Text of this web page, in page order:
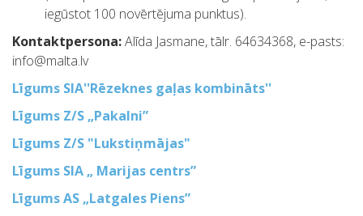
iegūstot 100 novērtējuma punktus).
Kontaktpersona:Alīda Jasmane, tālr. 64634368, e-pasts:
info@malta.lv
Līgums SIA''Rēzeknes gaļas kombināts''
Līgums Z/S „Pakalni”
Līgums Z/S "Lukstiņmājas"
Līgums SIA „ Marijas centrs”
Līgums AS „Latgales Piens”